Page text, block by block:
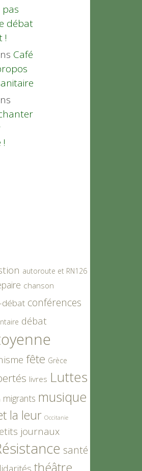
pas
débat
!
Café
autoroute et RN126
chanson
débat conférences
débat
fête Grèce
livres Luttes
migrants musique
la leur Occitanie
journaux
santé
théâtre